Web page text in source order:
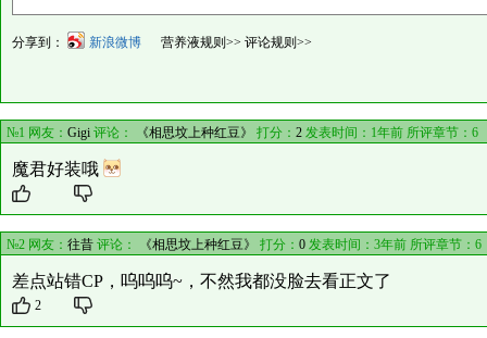
分享到： 新浪微博 营养液规则>> 评论规则>>
№1 网友： Gigi 评论： 《相思坟上种红豆》 打分： 2 发表时间：1年前 所评章节： 6
魔君好装哦
№2 网友： 往昔 评论： 《相思坟上种红豆》 打分： 0 发表时间：3年前 所评章节： 6
差点站错CP，呜呜呜~，不然我都没脸去看正文了
2